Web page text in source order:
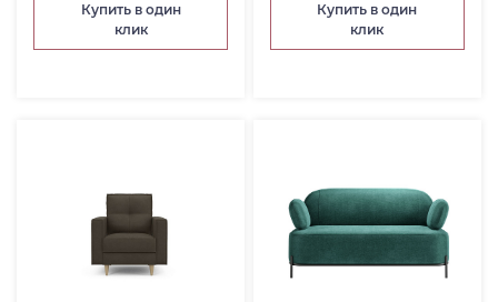
Купить в один
клик
Купить в один
клик